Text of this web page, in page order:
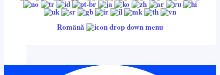
Română